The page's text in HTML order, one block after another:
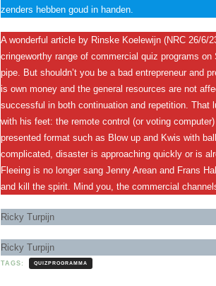
zenders hebben goud in handen.
A wonderful article by Rinske Koelewijn (NRC 26/
cringeworthy range of commercial quiz programs
pipe. But shouldn’t you be a bad entrepreneur and
is own money and the general resources are not
successful in both continuation and repetition.
with his feet: the remote control (or voting
presented format such as Blow up and Kwis with
complicated, disaster is approaching quickly or is
Fleeing is no longer sang Jenny Arean and Frans
and kill the spirit. Mind you, the commercial
Ricky Turpijn
Ricky Turpijn
TAGS: QUIZPROGRAMMA